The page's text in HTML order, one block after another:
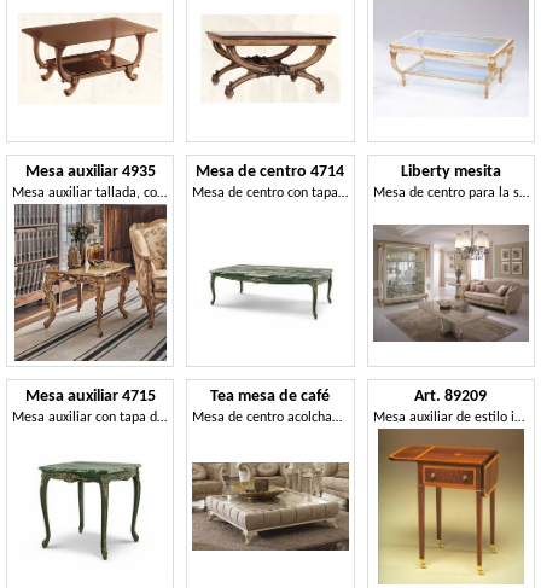
Mesa auxiliar 4935
Mesa auxiliar tallada, con tapa de mármol
Mesa de centro 4714
Mesa de centro con tapa de mármol
Liberty mesita
Mesa de centro para la sala de estar, madera decorada a mano, para la decoración de lujo
Mesa auxiliar 4715
Mesa auxiliar con tapa de mármol Verde Lapponia
Tea mesa de café
Mesa de centro acolchada, con tapa de cristal
Art. 89209
Mesa auxiliar de estilo inglés, con cajón